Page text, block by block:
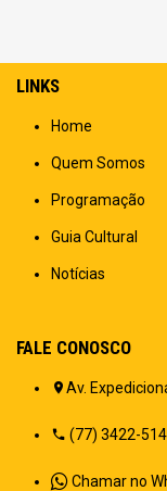
LINKS
Home
Quem Somos
Programação
Guia Cultural
Notícias
FALE CONOSCO
Av.
(77) 3422-
Chamar no